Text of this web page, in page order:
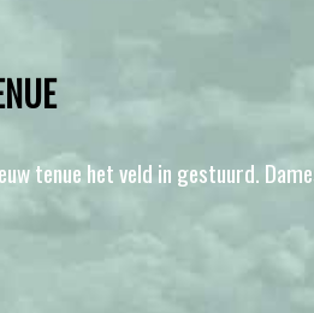
tenue het veld in gestuurd.